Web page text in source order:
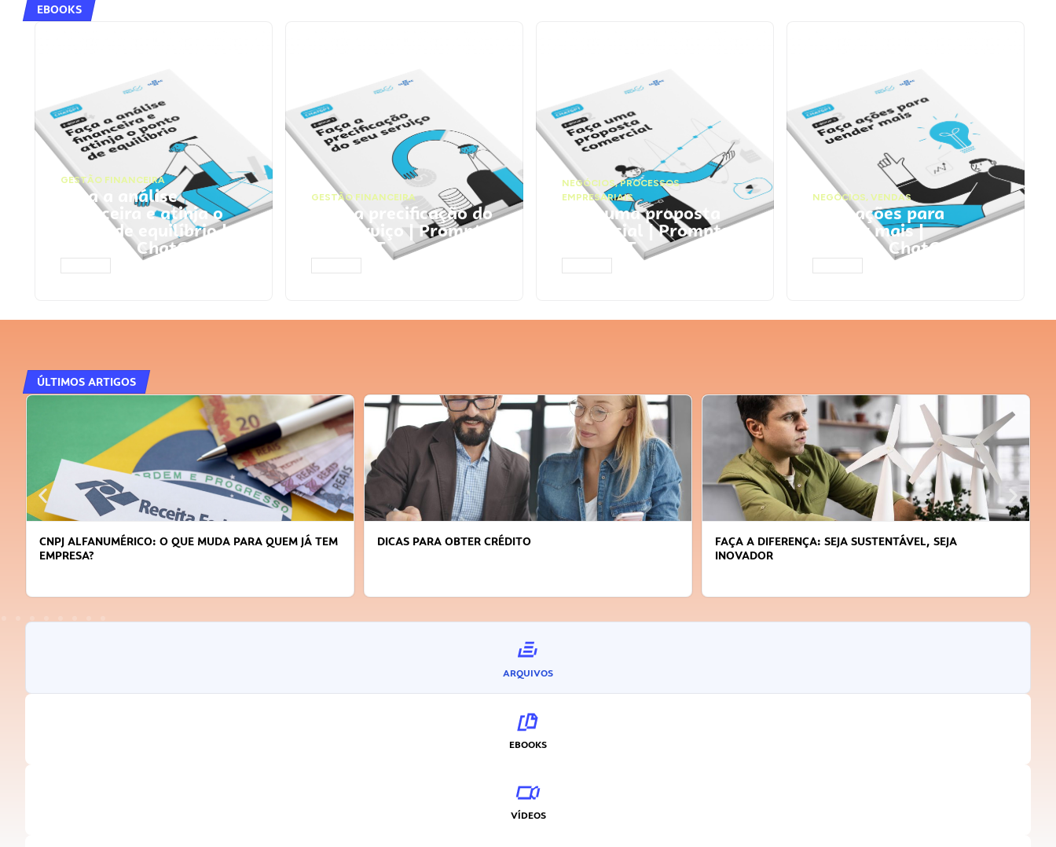
EBOOKS
GESTÃO FINANCEIRA
Faça a análise
financeira e atinja o
ponto de equilíbrio |
Prompts ChatGPT
GESTÃO FINANCEIRA
Faça a precificação do
seu serviço | Prompts
ChatGPT
NEGÓCIOS,PROCESSOS
EMPRESARIAIS
Faça uma proposta
comercial | Prompts
ChatGPT
NEGÓCIOS, VENDAS
Faça ações para
vender mais |
Prompts ChatGPT
ÚLTIMOS ARTIGOS
CNPJ ALFANUMÉRICO: O QUE MUDA PARA QUEM JÁ TEM
EMPRESA?
DICAS PARA OBTER CRÉDITO
FAÇA A DIFERENÇA: SEJA SUSTENTÁVEL, SEJA
INOVADOR
ARQUIVOS
EBOOKS
VÍDEOS